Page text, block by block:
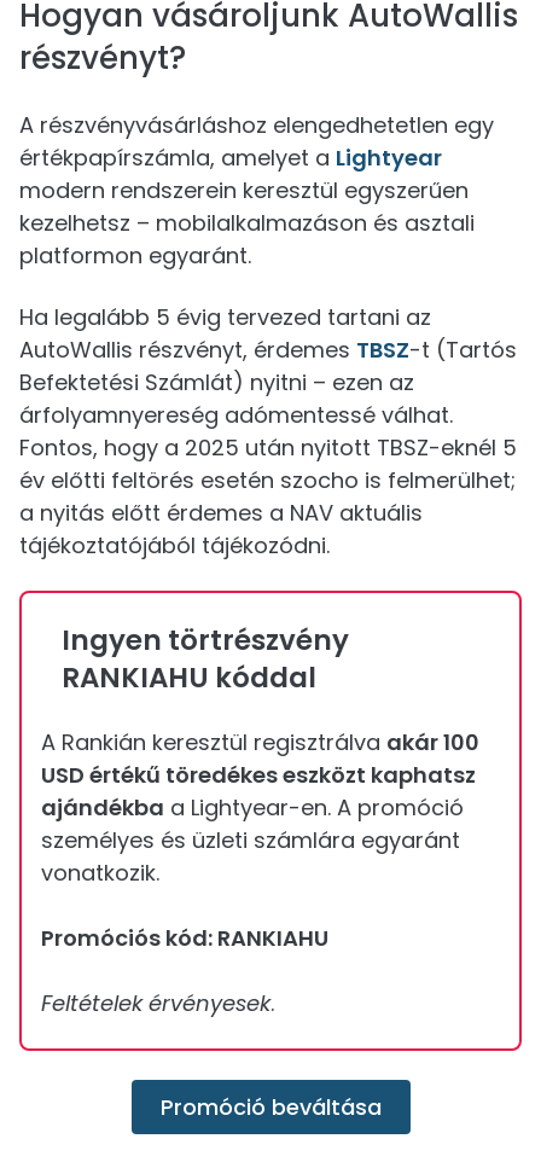
Hogyan vásároljunk AutoWallis
részvényt?
A részvényvásárláshoz elengedhetetlen egy
értékpapírszámla, amelyet a Lightyear
modern rendszerein keresztül egyszerűen
kezelhetsz – mobilalkalmazáson és asztali
platformon egyaránt.
Ha legalább 5 évig tervezed tartani az
AutoWallis részvényt, érdemes TBSZ-t (Tartós
Befektetési Számlát) nyitni – ezen az
árfolyamnyereség adómentessé válhat.
Fontos, hogy a 2025 után nyitott TBSZ-eknél 5
év előtti feltörés esetén szocho is felmerülhet;
a nyitás előtt érdemes a NAV aktuális
tájékoztatójából tájékozódni.
Ingyen törtrészvény
RANKIAHU kóddal
A Rankián keresztül regisztrálva akár 100
USD értékű töredékes eszközt kaphatsz
ajándékba a Lightyear-en. A promóció
személyes és üzleti számlára egyaránt
vonatkozik.
Promóciós kód: RANKIAHU
Feltételek érvényesek.
Promóció beváltása